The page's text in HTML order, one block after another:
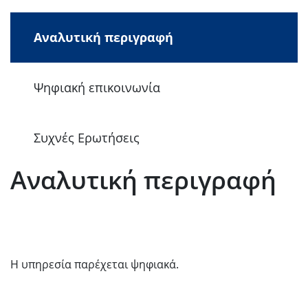
Αναλυτική περιγραφή
Ψηφιακή επικοινωνία
Συχνές Ερωτήσεις
Αναλυτική περιγραφή
Η υπηρεσία παρέχεται ψηφιακά.